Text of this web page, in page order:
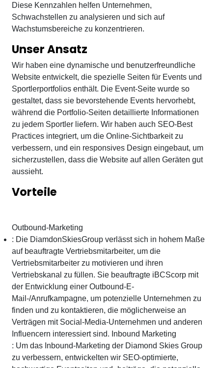
Diese Kennzahlen helfen Unternehmen,
Schwachstellen zu analysieren und sich auf
Wachstumsbereiche zu konzentrieren.
Unser Ansatz
Wir haben eine dynamische und benutzerfreundliche
Website entwickelt, die spezielle Seiten für Events und
Sportlerportfolios enthält. Die Event-Seite wurde so
gestaltet, dass sie bevorstehende Events hervorhebt,
während die Portfolio-Seiten detaillierte Informationen
zu jedem Sportler liefern. Wir haben auch SEO-Best
Practices integriert, um die Online-Sichtbarkeit zu
verbessern, und ein responsives Design eingebaut, um
sicherzustellen, dass die Website auf allen Geräten gut
aussieht.
Vorteile
Outbound-Marketing
: Die DiamdonSkiesGroup verlässt sich in hohem Maße
auf beauftragte Vertriebsmitarbeiter, um die
Vertriebsmitarbeiter zu motivieren und ihren
Vertriebskanal zu füllen. Sie beauftragte iBCScorp mit
der Entwicklung einer Outbound-E-
Mail-/Anrufkampagne, um potenzielle Unternehmen zu
finden und zu kontaktieren, die möglicherweise an
Verträgen mit Social-Media-Unternehmen und anderen
Influencern interessiert sind. Inbound Marketing
: Um das Inbound-Marketing der Diamond Skies Group
zu verbessern, entwickelten wir SEO-optimierte,